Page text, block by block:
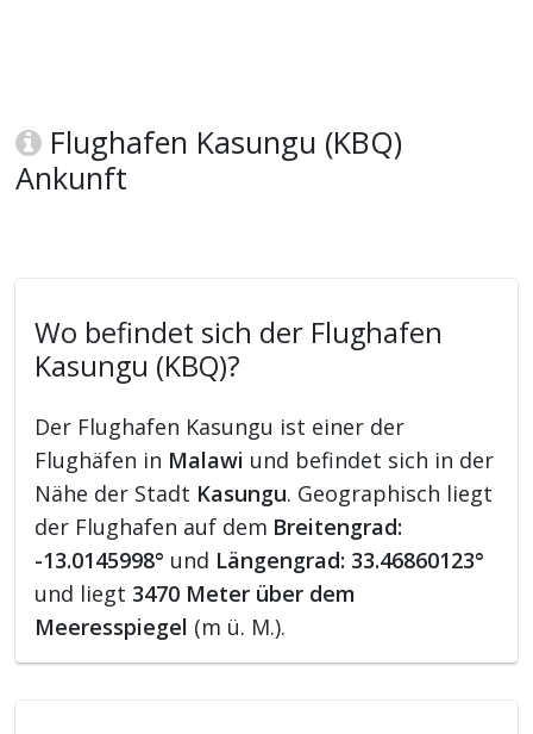
Flughafen Kasungu (KBQ)
Ankunft
Wo befindet sich der Flughafen
Kasungu (KBQ)?
Der Flughafen Kasungu ist einer der
Flughäfen in Malawi und befindet sich in der
Nähe der Stadt Kasungu. Geographisch liegt
der Flughafen auf dem Breitengrad:
-13.0145998° und Längengrad: 33.46860123°
und liegt 3470 Meter über dem
Meeresspiegel (m ü. M.).